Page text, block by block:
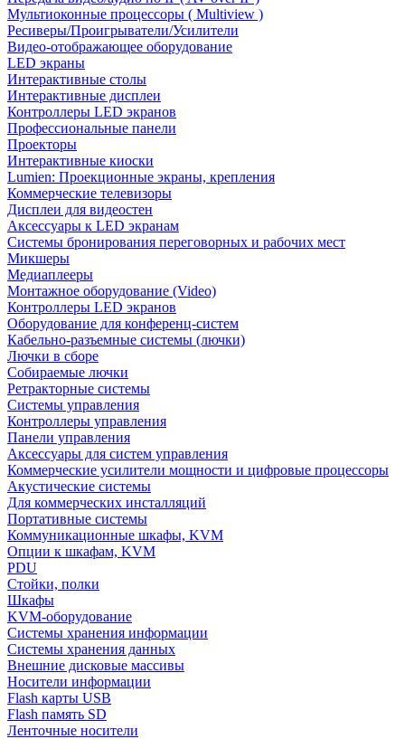
Мультиоконные процессоры ( Multiview )
Ресиверы/Проигрыватели/Усилители
Видео-отображающее оборудование
LED экраны
Интерактивные столы
Интерактивные дисплеи
Контроллеры LED экранов
Профессиональные панели
Проекторы
Интерактивные киоски
Lumien: Проекционные экраны, крепления
Коммерческие телевизоры
Дисплеи для видеостен
Аксессуары к LED экранам
Системы бронирования переговорных и рабочих мест
Микшеры
Медиаплееры
Монтажное оборудование (Video)
Контроллеры LED экранов
Оборудование для конференц-систем
Кабельно-разъемные системы (лючки)
Лючки в сборе
Собираемые лючки
Ретракторные системы
Системы управления
Контроллеры управления
Панели управления
Аксессуары для систем управления
Коммерческие усилители мощности и цифровые процессоры
Акустические системы
Для коммерческих инсталляций
Портативные системы
Коммуникационные шкафы, KVM
Опции к шкафам, KVM
PDU
Стойки, полки
Шкафы
KVM-оборудование
Системы хранения информации
Системы хранения данных
Внешние дисковые массивы
Носители информации
Flash карты USB
Flash память SD
Ленточные носители